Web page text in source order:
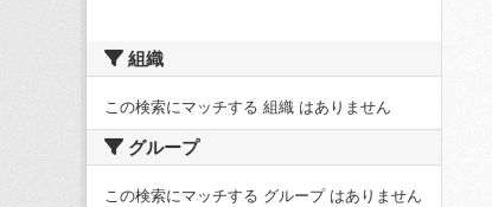
組織
この検索にマッチする 組織 はありません
グループ
この検索にマッチする グループ はありません